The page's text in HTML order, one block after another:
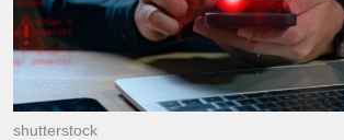
shutterstock